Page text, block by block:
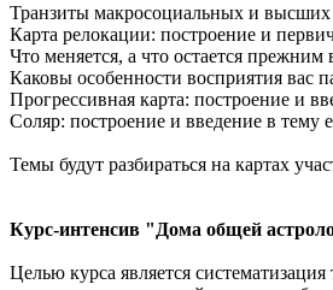
Транзиты макросоциальных и высших
Карта релокации: построение и
Что меняется, а что остается
Каковы особенности восприятия вас
Прогрессивная карта: построение и
Соляр: построение и введение в тему
Темы будут разбираться на картах
Курс-интенсив "Дома общей
Целью курса является